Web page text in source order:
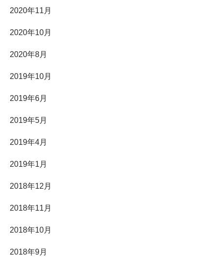
2020年11月
2020年10月
2020年8月
2019年10月
2019年6月
2019年5月
2019年4月
2019年1月
2018年12月
2018年11月
2018年10月
2018年9月